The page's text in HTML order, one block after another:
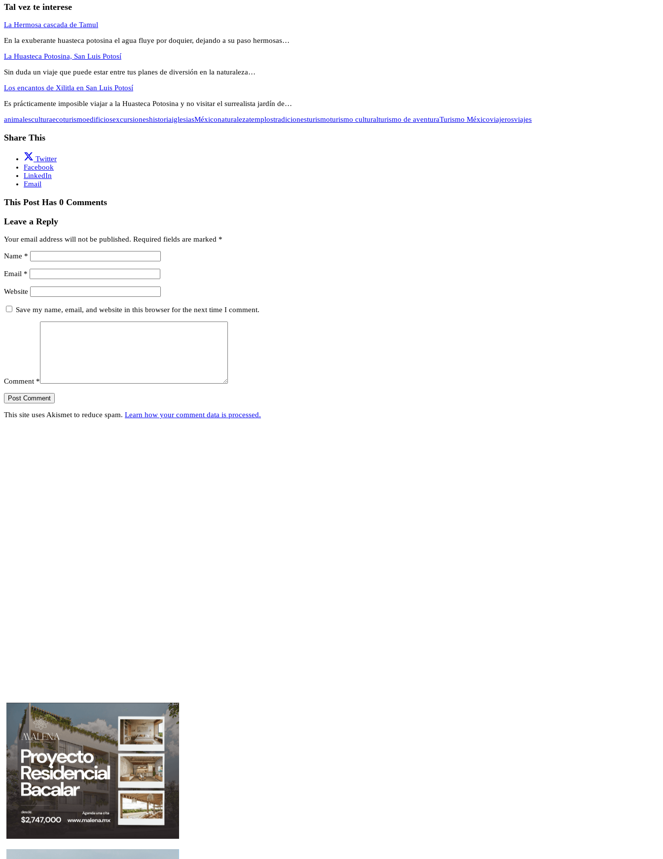
Tal vez te interese
La Hermosa cascada de Tamul
En la exuberante huasteca potosina el agua fluye por doquier, dejando a su paso hermosas…
La Huasteca Potosina, San Luis Potosí
Sin duda un viaje que puede estar entre tus planes de diversión en la naturaleza…
Los encantos de Xilitla en San Luis Potosí
Es prácticamente imposible viajar a la Huasteca Potosina y no visitar el surrealista jardín de…
animalesculturaecoturismoedificiosexcursioneshistoriaiglesiasMéxiconaturalezatemplostradicionesturismoturismo culturalturismo de aventuraTurismo Méxicoviajerosviajes
Share This
Twitter
Facebook
LinkedIn
Email
This Post Has 0 Comments
Leave a Reply
Your email address will not be published. Required fields are marked *
Name *
Email *
Website
Save my name, email, and website in this browser for the next time I comment.
Comment *
This site uses Akismet to reduce spam. Learn how your comment data is processed.